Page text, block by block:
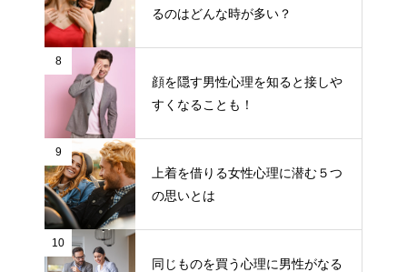
るのはどんな時が多い？
8
顔を隠す男性心理を知ると接しや
すくなることも！
9
上着を借りる女性心理に潜む５つ
の思いとは
10
同じものを買う心理に男性がなる